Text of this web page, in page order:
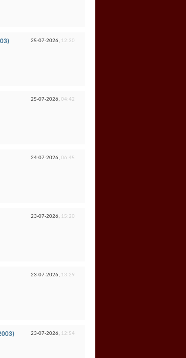
25-07-2026, 12:30
25-07-2026, 04:42
24-07-2026, 06:45
23-07-2026, 15:20
23-07-2026, 13:29
23-07-2026, 12:54